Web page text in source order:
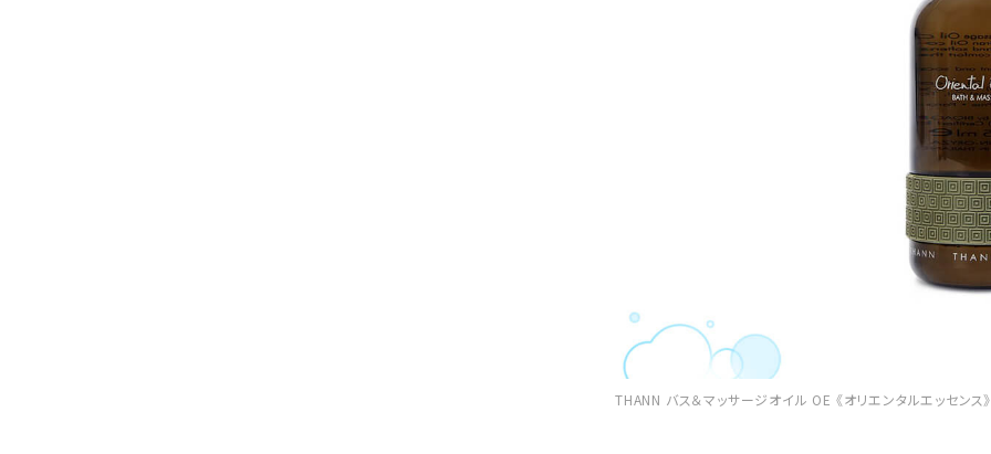
THANN バス＆マッサージオイル OE 《オリエンタルエッセン